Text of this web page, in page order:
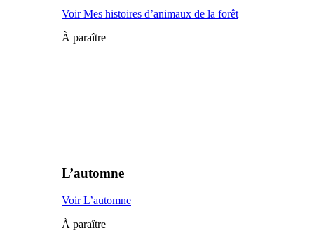
Voir Mes histoires d’animaux de la forêt
À paraître
L’automne
Voir L’automne
À paraître